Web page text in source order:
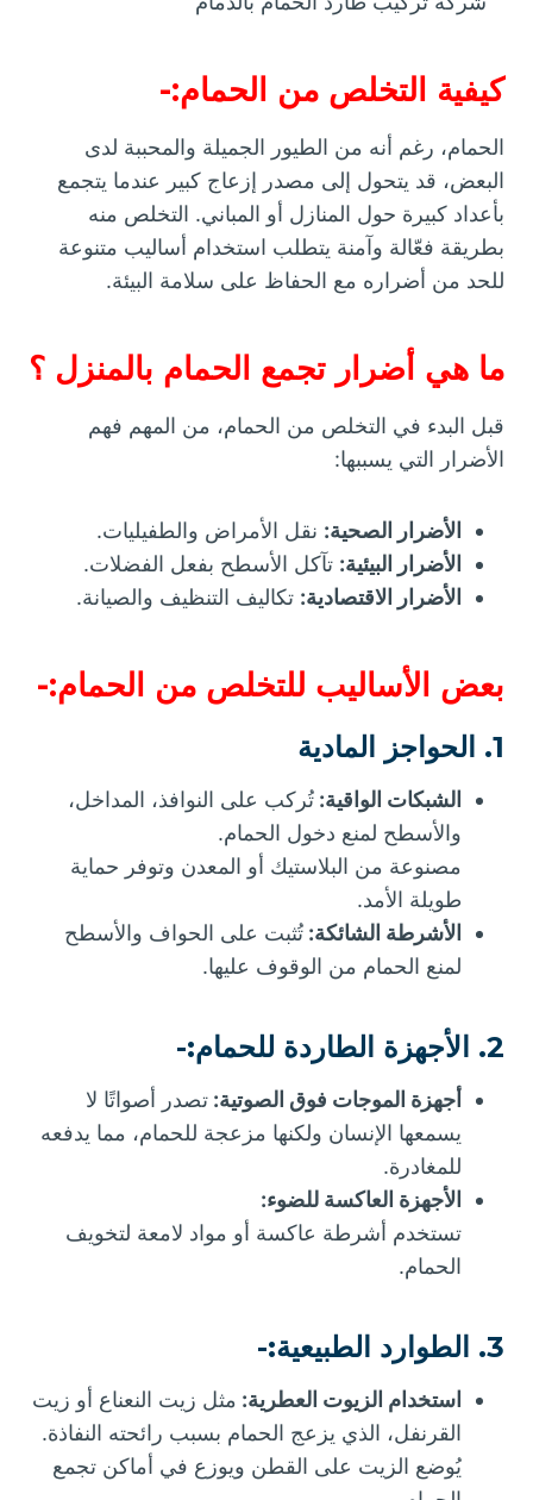
كيفية التخلص من الحمام:-
الحمام، رغم أنه من الطيور الجميلة والمحببة لدى
البعض، قد يتحول إلى مصدر إزعاج كبير عندما يتجمع
بأعداد كبيرة حول المنازل أو المباني. التخلص منه
بطريقة فعّالة وآمنة يتطلب استخدام أساليب متنوعة
للحد من أضراره مع الحفاظ على سلامة البيئة.
ما هي أضرار تجمع الحمام بالمنزل ؟
قبل البدء في التخلص من الحمام، من المهم فهم
الأضرار التي يسببها:
الأضرار الصحية: نقل الأمراض والطفيليات.
الأضرار البيئية: تآكل الأسطح بفعل الفضلات.
الأضرار الاقتصادية: تكاليف التنظيف والصيانة.
بعض الأساليب للتخلص من الحمام:-
1. الحواجز المادية
الشبكات الواقية: تُركب على النوافذ، المداخل،
والأسطح لمنع دخول الحمام.
مصنوعة من البلاستيك أو المعدن وتوفر حماية
طويلة الأمد.
الأشرطة الشائكة: تُثبت على الحواف والأسطح
لمنع الحمام من الوقوف عليها.
2. الأجهزة الطاردة للحمام:-
أجهزة الموجات فوق الصوتية: تصدر أصواتًا لا
يسمعها الإنسان ولكنها مزعجة للحمام، مما يدفعه
للمغادرة.
الأجهزة العاكسة للضوء:
تستخدم أشرطة عاكسة أو مواد لامعة لتخويف
الحمام.
3. الطوارد الطبيعية:-
استخدام الزيوت العطرية: مثل زيت النعناع أو زيت
القرنفل، الذي يزعج الحمام بسبب رائحته النفاذة.
يُوضع الزيت على القطن ويوزع في أماكن تجمع